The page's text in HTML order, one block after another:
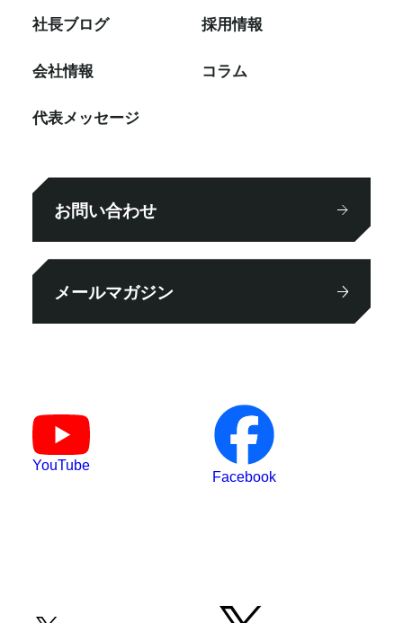
社⻑ブログ
会社情報
代表メッセージ
採⽤情報
コラム
お問い合わせ
メールマガジン
YouTube
Facebook